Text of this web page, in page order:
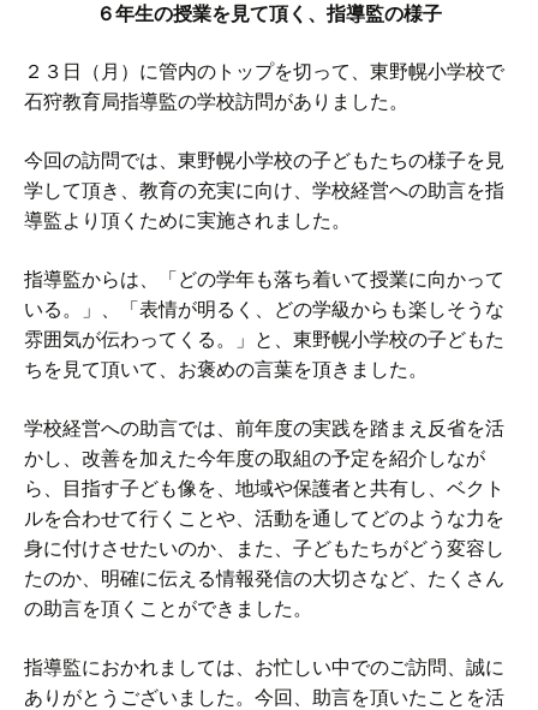
６年生の授業を見て頂く、指導監の様子
２３日（月）に管内のトップを切って、東野幌小学校で
石狩教育局指導監の学校訪問がありました。
今回の訪問では、東野幌小学校の子どもたちの様子を見
学して頂き、教育の充実に向け、学校経営への助言を指
導監より頂くために実施されました。
指導監からは、「どの学年も落ち着いて授業に向かって
いる。」、「表情が明るく、どの学級からも楽しそうな
雰囲気が伝わってくる。」と、東野幌小学校の子どもた
ちを見て頂いて、お褒めの言葉を頂きました。
学校経営への助言では、前年度の実践を踏まえ反省を活
かし、改善を加えた今年度の取組の予定を紹介しなが
ら、目指す子ども像を、地域や保護者と共有し、ベクト
ルを合わせて行くことや、活動を通してどのような力を
身に付けさせたいのか、また、子どもたちがどう変容し
たのか、明確に伝える情報発信の大切さなど、たくさん
の助言を頂くことができました。
指導監におかれましては、お忙しい中でのご訪問、誠に
ありがとうございました。今回、助言を頂いたことを活